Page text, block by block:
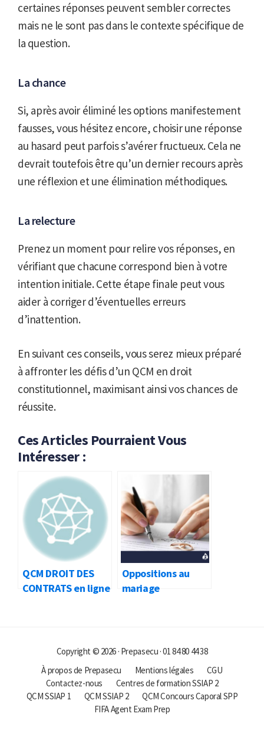
certaines réponses peuvent sembler correctes
mais ne le sont pas dans le contexte spécifique de
la question.
La chance
Si, après avoir éliminé les options manifestement
fausses, vous hésitez encore, choisir une réponse
au hasard peut parfois s’avérer fructueux. Cela ne
devrait toutefois être qu’un dernier recours après
une réflexion et une élimination méthodiques.
La relecture
Prenez un moment pour relire vos réponses, en
vérifiant que chacune correspond bien à votre
intention initiale. Cette étape finale peut vous
aider à corriger d’éventuelles erreurs
d’inattention.
En suivant ces conseils, vous serez mieux préparé
à affronter les défis d’un QCM en droit
constitutionnel, maximisant ainsi vos chances de
réussite.
Ces Articles Pourraient Vous
Intéresser :
QCM DROIT DES
CONTRATS en ligne
Oppositions au
mariage
Copyright © 2026 · Prepasecu · 01 84 80 44 38
À propos de Prepasecu
Mentions légales
CGU
Contactez-nous
Centres de formation SSIAP 2
QCM SSIAP 1
QCM SSIAP 2
QCM Concours Caporal SPP
FIFA Agent Exam Prep